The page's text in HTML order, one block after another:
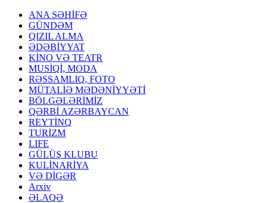
ANA SƏHİFƏ
GÜNDƏM
QIZIL ALMA
ƏDƏBİYYAT
KİNO VƏ TEATR
MUSİQİ, MODA
RƏSSAMLIQ, FOTO
MÜTALİƏ MƏDƏNİYYƏTİ
BÖLGƏLƏRİMİZ
QƏRBİ AZƏRBAYCAN
REYTİNQ
TURİZM
LIFE
GÜLÜŞ KLUBU
KULİNARİYA
VƏ DİGƏR
Arxiv
ƏLAQƏ